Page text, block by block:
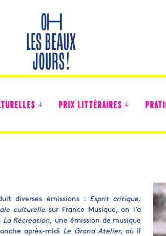
PRIX LITTÉRAIRES
diverses émissions : Esprit critique,
culturellesur France Musique, on l’a
La Récréation, une émission de musique
après-midi Le Grand Atelier, où il